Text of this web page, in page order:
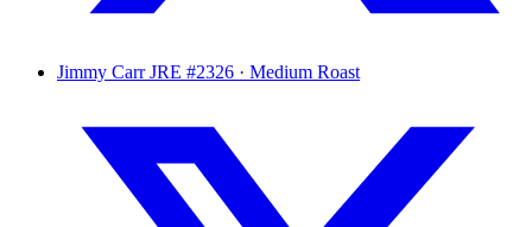
Jimmy Carr JRE #2326 · Medium Roast